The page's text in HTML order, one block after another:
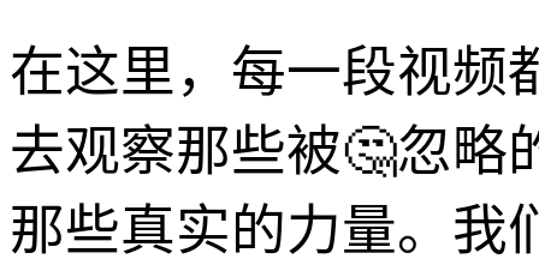
在这里，每一段视频
去观察那些被🤔忽略
那些真实的力量。我